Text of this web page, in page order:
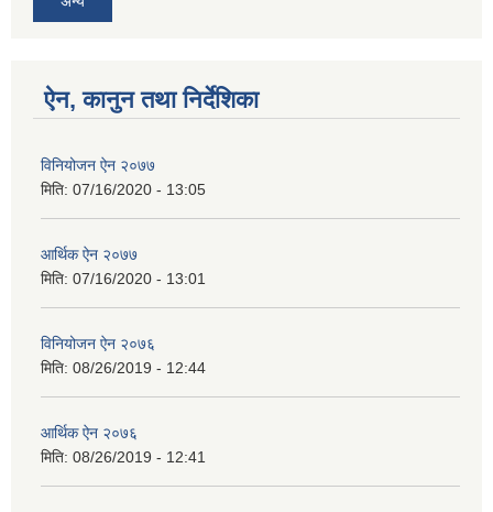
ऐन, कानुन तथा निर्देशिका
विनियोजन ऐन २०७७
मिति: 07/16/2020 - 13:05
आर्थिक ऐन २०७७
मिति: 07/16/2020 - 13:01
विनियोजन ऐन २०७६
मिति: 08/26/2019 - 12:44
आर्थिक ऐन २०७६
मिति: 08/26/2019 - 12:41